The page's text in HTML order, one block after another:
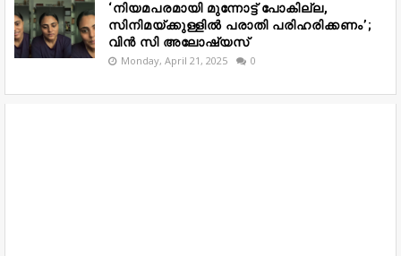
‘നിയമപരമായി മുന്നോട്ട് പോകില്ല,
സിനിമയ്ക്കുള്ളിൽ പരാതി പരിഹരിക്കണം’;
വിൻ സി അലോഷ്യസ്
Monday, April 21, 2025 0